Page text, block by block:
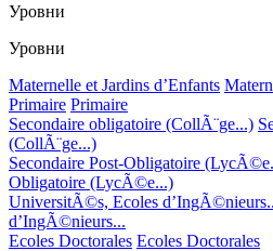
Уровни
Уровни
Maternelle et Jardins d’Enfants
Primaire Primaire
Secondaire obligatoire (CollÃ¨ge...)
(CollÃ¨ge...)
Secondaire Post-Obligatoire
Obligatoire (LycÃ©e...)
UniversitÃ©s, Ecoles
d’IngÃ©nieurs...
Ecoles Doctorales Ecoles Doctorales